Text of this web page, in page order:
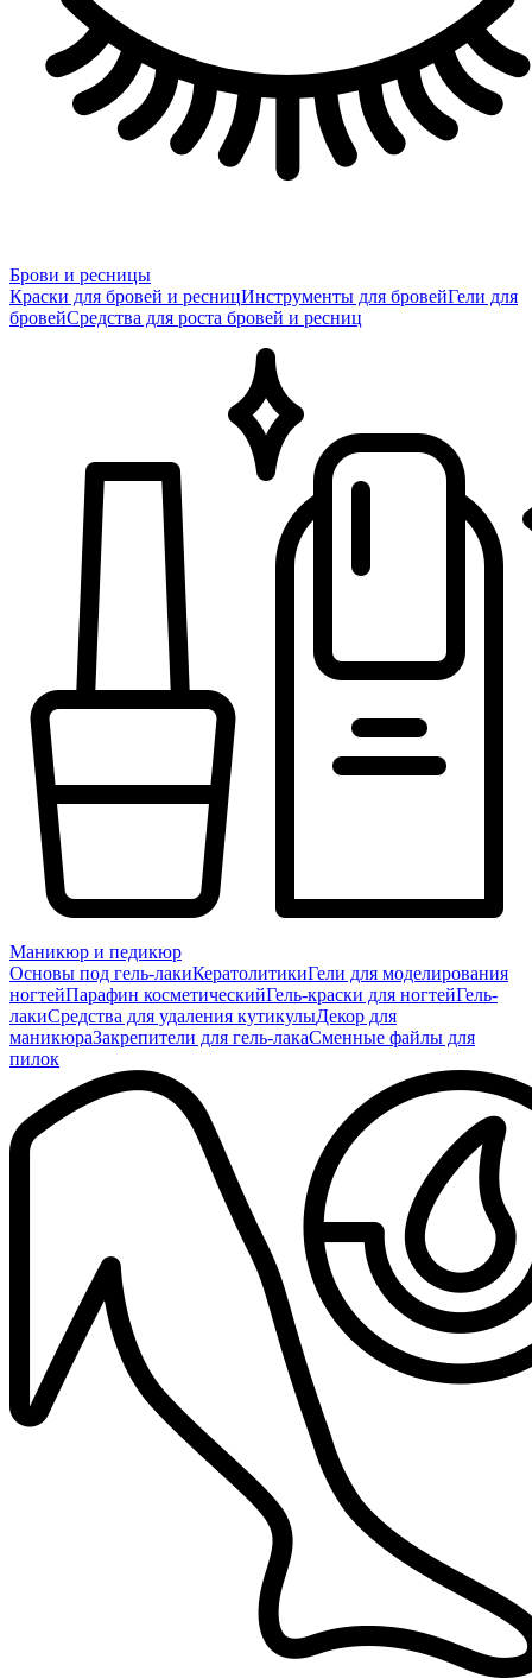
Брови и ресницы
Краски для бровей и ресницИнструменты для бровейГели для
бровейСредства для роста бровей и ресниц
Маникюр и педикюр
Основы под гель-лакиКератолитикиГели для моделирования
ногтейПарафин косметическийГель-краски для ногтейГель-
лакиСредства для удаления кутикулыДекор для
маникюраЗакрепители для гель-лакаСменные файлы для
пилок